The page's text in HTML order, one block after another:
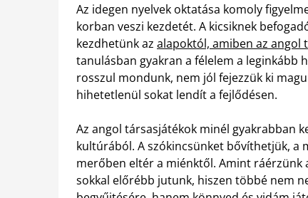
Az idegen nyelvek oktatása komoly
korban veszi kezdetét. A kicsiknek
kezdhetünk az alapoktól, amiben az angol
tanulásban gyakran a félelem a
rosszul mondunk, nem jól fejezzük ki
hihetetlenül sokat lendít a fejlődésen.
Az angol társasjátékok minél gyakrabban
kultúrából. A szókincsünket bővíthetjük, a
merőben eltér a miénktől. Amint
sokkal előrébb jutunk, hiszen többé nem